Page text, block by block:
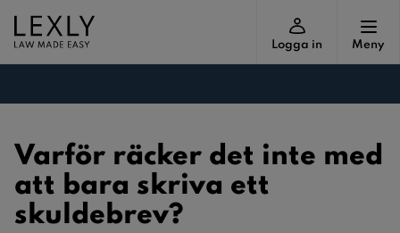
Logga in Meny
Varför räcker det inte med
att bara skriva ett
skuldebrev?